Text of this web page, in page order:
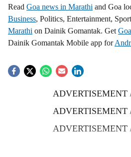
Read Goa news in Marathi and Goa
Business, Politics, Entertainment,
Marathi on Dainik Gomantak. Get
Dainik Gomantak Mobile app for
ADVERTISEMENT
ADVERTISEMENT
ADVERTISEMENT